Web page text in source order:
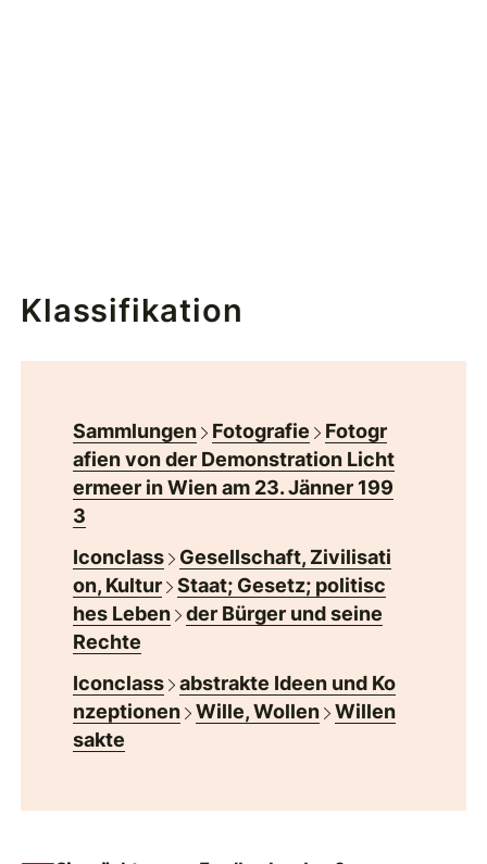
Klassifikation
Sammlungen Fotografie
Fotogr
afien von der Demonstration Licht
ermeer in Wien am 23. Jänner 199
3
Iconclass
Gesellschaft, Zivilisati
on, Kultur
Staat; Gesetz; politisc
hes Leben
der Bürger und seine
Rechte
Iconclass
abstrakte Ideen und Ko
nzeptionen
Wille, Wollen
Willen
sakte